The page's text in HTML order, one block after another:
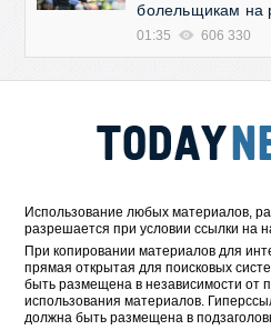
болельщикам на
01:35 606 330
Использование любых материалов,
разрешается при условии ссылки на
При копировании материалов для
прямая открытая для поисковых
быть размещена в независимости от
использования материалов.
должна быть размещена в